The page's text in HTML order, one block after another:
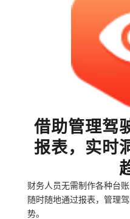
借助管理驾
报表，实时
财务人员无需制作各种台
随时随地通过报表，管理
势。